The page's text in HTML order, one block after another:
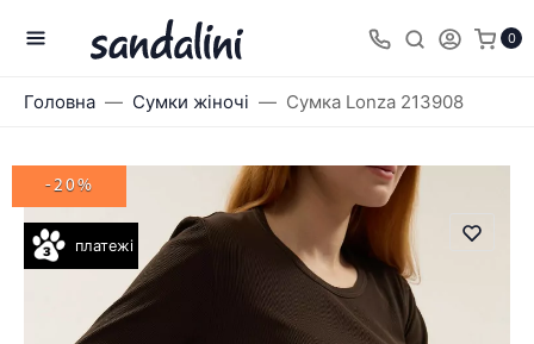
0
Головна Сумки жіночі Сумка Lonza 213908
платежі
-20%